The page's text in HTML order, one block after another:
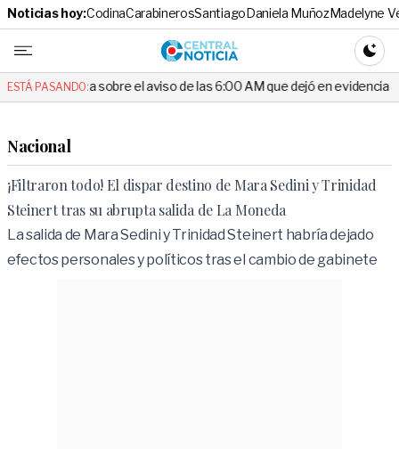
Noticias hoy:CodinaCarabinerosSantiagoDaniela MuñozMadelyne
Central
ESTÁ PASANDO:
sobre el aviso de las 6:00 AM que dejó en evidencia al Delegado
Nacional
¡Filtraron todo! El dispar destino de Mara Sedini y Trinidad
Steinert tras su abrupta salida de La Moneda
La salida de Mara Sedini y Trinidad Steinert habría dejado
efectos personales y políticos tras el cambio de gabinete